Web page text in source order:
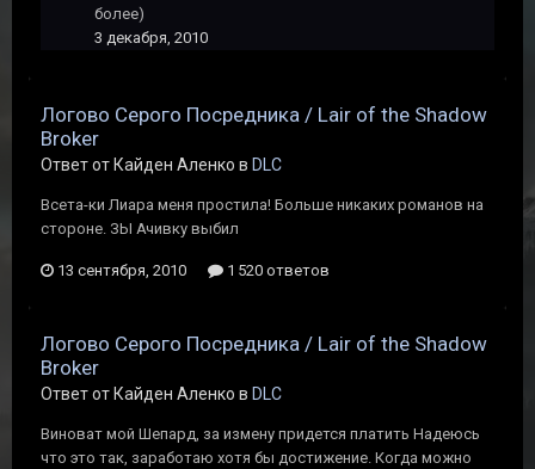
более)
3 декабря, 2010
Логово Серого Посредника / Lair of the Shadow
Broker
Ответ от Кайден Аленко в DLC
Всета-ки Лиара меня простила! Больше никаких романов на
стороне. ЗЫ Ачивку выбил
13 сентября, 2010 1 520 ответов
Логово Серого Посредника / Lair of the Shadow
Broker
Ответ от Кайден Аленко в DLC
Виноват мой Шепард, за измену придется платить Надеюсь
что это так, заработаю хотя бы достижение. Когда можно